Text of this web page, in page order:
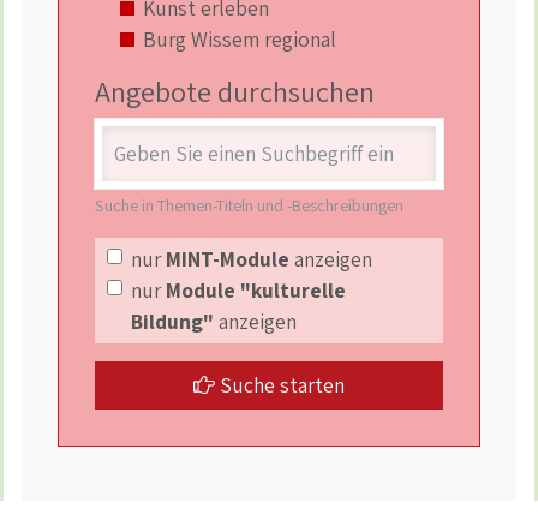
Kunst erleben
Burg Wissem regional
Angebote durchsuchen
Stichwort
Suche in Themen-Titeln und -Beschreibungen
nurMINT-Module anzeigen
nurModule "kulturelle
Bildung" anzeigen
Suche starten